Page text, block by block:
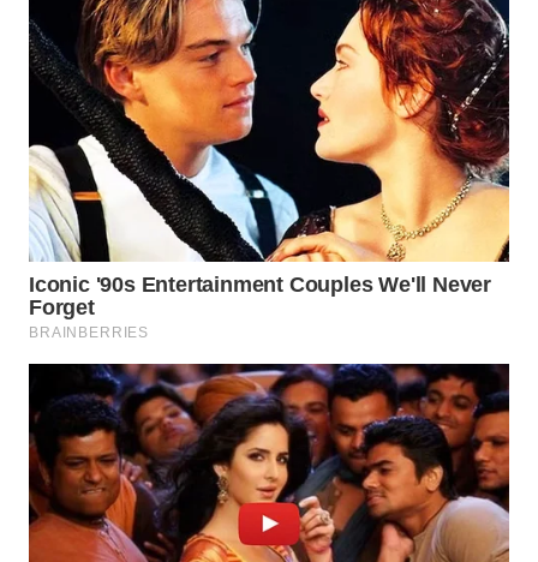
Group
WAHANA
NEWS
WAHANA
TANI
WAHANA
ADVOKAT
WAHANA
WAHANA
KONSUMEN
WAHANA
LISTRIK